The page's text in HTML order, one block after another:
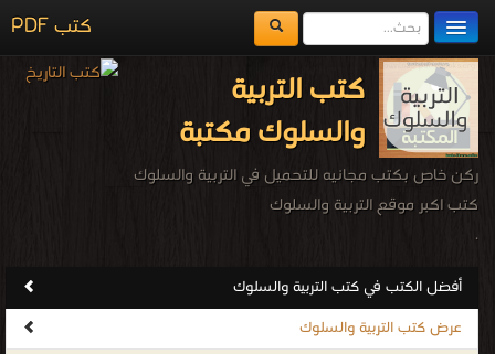
كتب PDF
مكتبة الكتب
المكتبات
يُقرأ حالياً
الفهرس
كتب التربية
والسلوك مكتبة
ركن خاص بكتب مجانيه للتحميل في التربية والسلوك
كتب اكبر موقع التربية والسلوك
.
أفضل الكتب في كتب التربية والسلوك
عرض كتب التربية والسلوك